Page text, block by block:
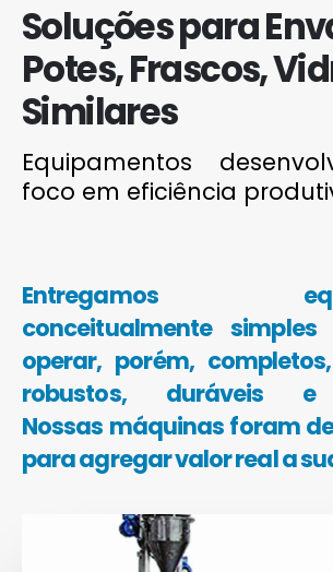
Soluções para
Potes, Frascos,
Similares
Equipamentos
foco em eficiência
Entregamos
conceitualmente
operar, porém,
robustos, duráveis e
Nossas máquinas foram
para agregar valor real a